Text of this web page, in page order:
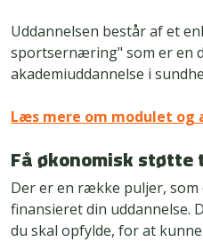
Uddannelsen består af et
sportsernæring" som er en
akademiuddannelse i
Læs mere om modulet og
Få økonomisk
Der er en række puljer,
finansieret din uddannelse.
du skal opfylde, for at